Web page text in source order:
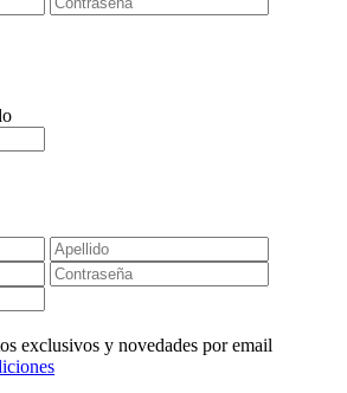
exclusivos y novedades por email